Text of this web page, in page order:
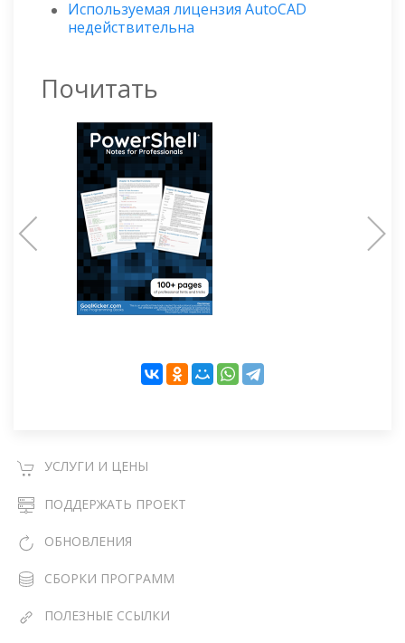
Используемая лицензия AutoCAD
недействительна
Почитать
УСЛУГИ И ЦЕНЫ
ПОДДЕРЖАТЬ ПРОЕКТ
ОБНОВЛЕНИЯ
СБОРКИ ПРОГРАММ
ПОЛЕЗНЫЕ ССЫЛКИ